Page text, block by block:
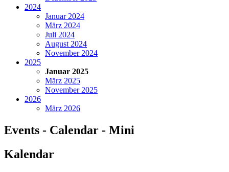
2024
Januar 2024
März 2024
Juli 2024
August 2024
November 2024
2025
Januar 2025
März 2025
November 2025
2026
März 2026
Events - Calendar - Mini
Kalendar